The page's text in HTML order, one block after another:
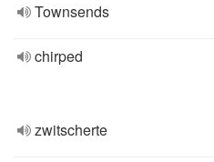
Townsends
chirped
zwitscherte